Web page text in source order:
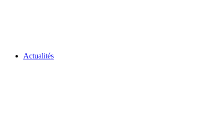
Actualités